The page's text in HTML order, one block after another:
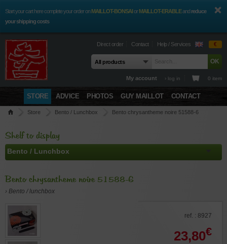
Start your cart here complete your order onMAILLOT-BONSAIorMAILLOT-ERABLEandreduce
your shipping costs
Direct order Contact Help / Services €
My account › log in 0 item
STORE ADVICE PHOTOS GUY MAILLOT CONTACT
Store Bento / Lunchbox Bento chrysantheme noire 51588-6
Shelf to display
Bento chrysantheme noire 51588-6
› Bento / lunchbox
ref. : 8927
23,80€